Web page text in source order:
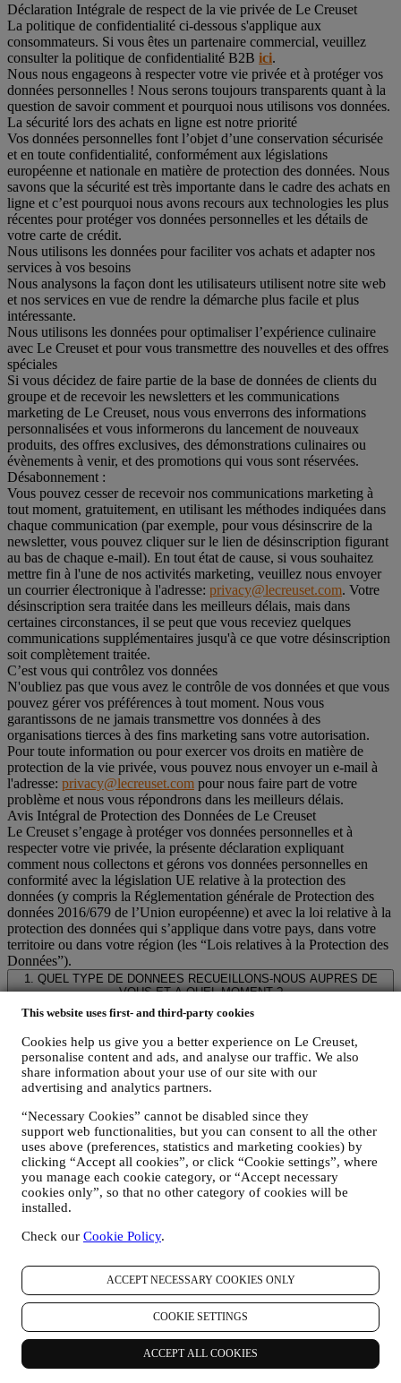
This website uses first- and third-party cookies
Cookies help us give you a better experience on Le Creuset,
personalise content and ads, and analyse our traffic. We also
share information about your use of our site with our
advertising and analytics partners.
“Necessary Cookies” cannot be disabled since they
support web functionalities, but you can consent to all the other
uses above (preferences, statistics and marketing cookies) by
clicking “Accept all cookies”, or click “Cookie settings”, where
you manage each cookie category, or “Accept necessary
cookies only”, so that no other category of cookies will be
installed.
Check our Cookie Policy.
ACCEPT NECESSARY COOKIES ONLY
COOKIE SETTINGS
ACCEPT ALL COOKIES
Déclaration Intégrale de respect de la vie privée de Le Creuset
La politique de confidentialité ci-dessous s'applique aux
consommateurs. Si vous êtes un partenaire commercial, veuillez
consulter la politique de confidentialité B2B ici.
Nous nous engageons à respecter votre vie privée et à protéger vos
données personnelles ! Nous serons toujours transparents quant à la
question de savoir comment et pourquoi nous utilisons vos données.
La sécurité lors des achats en ligne est notre priorité
Vos données personnelles font l’objet d’une conservation sécurisée
et en toute confidentialité, conformément aux législations
européenne et nationale en matière de protection des données. Nous
savons que la sécurité est très importante dans le cadre des achats en
ligne et c’est pourquoi nous avons recours aux technologies les plus
récentes pour protéger vos données personnelles et les détails de
votre carte de crédit.
Nous utilisons les données pour faciliter vos achats et adapter nos
services à vos besoins
Nous analysons la façon dont les utilisateurs utilisent notre site web
et nos services en vue de rendre la démarche plus facile et plus
intéressante.
Nous utilisons les données pour optimaliser l’expérience culinaire
avec Le Creuset et pour vous transmettre des nouvelles et des offres
spéciales
Si vous décidez de faire partie de la base de données de clients du
groupe et de recevoir les newsletters et les communications
marketing de Le Creuset, nous vous enverrons des informations
personnalisées et vous informerons du lancement de nouveaux
produits, des offres exclusives, des démonstrations culinaires ou
évènements à venir, et des promotions qui vous sont réservées.
Désabonnement :
Vous pouvez cesser de recevoir nos communications marketing à
tout moment, gratuitement, en utilisant les méthodes indiquées dans
chaque communication (par exemple, pour vous désinscrire de la
newsletter, vous pouvez cliquer sur le lien de désinscription figurant
au bas de chaque e-mail). En tout état de cause, si vous souhaitez
mettre fin à l'une de nos activités marketing, veuillez nous envoyer
un courrier électronique à l'adresse: privacy@lecreuset.com. Votre
désinscription sera traitée dans les meilleurs délais, mais dans
certaines circonstances, il se peut que vous receviez quelques
communications supplémentaires jusqu'à ce que votre désinscription
soit complètement traitée.
C’est vous qui contrôlez vos données
N'oubliez pas que vous avez le contrôle de vos données et que vous
pouvez gérer vos préférences à tout moment. Nous vous
garantissons de ne jamais transmettre vos données à des
organisations tierces à des fins marketing sans votre autorisation.
Pour toute information ou pour exercer vos droits en matière de
protection de la vie privée, vous pouvez nous envoyer un e-mail à
l'adresse: privacy@lecreuset.com pour nous faire part de votre
problème et nous vous répondrons dans les meilleurs délais.
Avis Intégral de Protection des Données de Le Creuset
Le Creuset s’engage à protéger vos données personnelles et à
respecter votre vie privée, la présente déclaration expliquant
comment nous collectons et gérons vos données personnelles en
conformité avec la législation UE relative à la protection des
données (y compris la Réglementation générale de Protection des
données 2016/679 de l’Union européenne) et avec la loi relative à la
protection des données qui s’applique dans votre pays, dans votre
territoire ou dans votre région (les “Lois relatives à la Protection des
Données”).
1. QUEL TYPE DE DONNEES RECUEILLONS-NOUS AUPRES DE
VOUS ET A QUEL MOMENT ?
Une “donnée personnelle” est une quelconque information vous
soit en combinaison avec d’autres informations.
Enfants : Le présent site web n’est pas destiné aux enfants et nous ne
collectons pas sciemment des données relatives aux enfants.
Nous pouvons collecter des données personnelles vous concernant
Le Creuset, achetez un produit Le Creuset sur le site Web ou en
boutique Signature et Outlet, ou lorsque vous vous abonnez à nos
communications marketing. En fonction de votre demande ou de
votre consentement, les données personnelles peuvent concerner :
le nom, le prénom, l’adresse électronique, la date de naissance
et d’autres coordonnées (adresse, numéro de téléphone), dans
le but de créer un compte Le Creuset, de faire un achat en tant
marketing sur le site Web ou en magasin.
les données concernant votre achat, comme par exemple la
date et l’heure de l’achat, informations relatives la livraison,
au produit et au paiement, dans le but de gérer vos
commandes.
les données concernant votre historique de navigation en ligne
(p.ex. les identifiants en ligne, tels que votre adresse IP, la